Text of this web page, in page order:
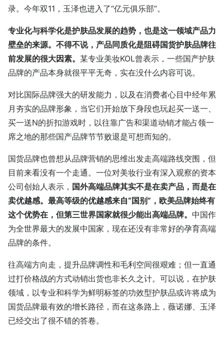
录。今年双11，玉泽也进入了“亿元俱乐部”。
专业化与科学化是护肤品发展的趋势，也是这一领域产品力
壁垒的来源。不得不说，产品同质化是阻碍国货护肤品牌往
前发展的很大因素。 某专业美妆KOL曾表示，一些国产护肤
品牌的产品本身就很平平无奇，实在没什么内容可说。
对比国际品牌强大的研发能力，以及在消费者心目中经年累
月夯实的品牌形象，当它们开始放下身段也玩起买一送一、
买一送N的折扣游戏时，以往靠广告和渠道动销才能占领一
席之地的那些国产品牌节节败退是可想而知的。
国货品牌也曾想从品牌营销的思维出发走高端路线突围，但
目前来看没有一个走通。一位对美妆行业有深入观察的资本
公司创始人表示， 国外高端品牌其实不是在卖产品，而是在
卖优越感。最高等级的优越感来自“国别”，欧美品牌始终有
这个优势在，但第三世界国家就很少能出高端品牌。 中国作
为全世界最大的发展中国家，现在还没有非常好的孕育高端
品牌的条件。
往高端方向走，提升品牌调性和毛利空间很艰难；但一直通
过打价格战的方式动销出货也非长久之计。可以说，在护肤
领域，以专业和科学为鲜明标签的功效型护肤品或许将成为
国货品牌最有效的增长路径，而在这条路上，薇诺娜、玉泽
已经交出了很不错的答卷。